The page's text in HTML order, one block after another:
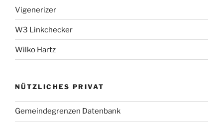
Vigenerizer
W3 Linkchecker
Wilko Hartz
NÜTZLICHES PRIVAT
Gemeindegrenzen Datenbank